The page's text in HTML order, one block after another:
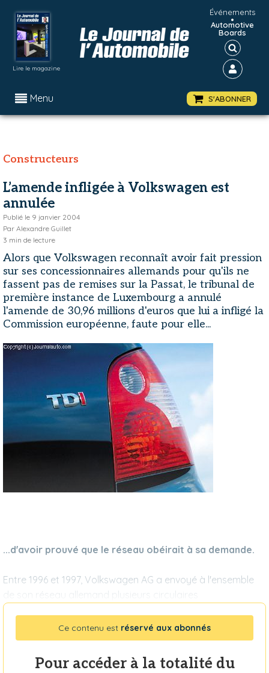
Lire le magazine
Événements
•
Automotive
Boards
Menu S'ABONNER
Constructeurs
L’amende infligée à Volkswagen est
annulée
Publié le 9 janvier 2004
Par Alexandre Guillet
3 min de lecture
Alors que Volkswagen reconnaît avoir fait pression
sur ses concessionnaires allemands pour qu'ils ne
fassent pas de remises sur la Passat, le tribunal de
première instance de Luxembourg a annulé
l'amende de 30,96 millions d'euros que lui a infligé la
Commission européenne, faute pour elle...
...d'avoir prouvé que le réseau obéirait à sa demande.
Entre 1996 et 1997, Volkswagen AG a envoyé à l'ensemble
Ce contenu est réservé aux abonnés
Pour accéder à la totalité du